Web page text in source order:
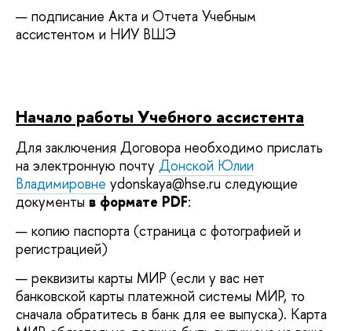
подписание Акта и Отчета Учебным
ассистентом и НИУ ВШЭ
Начало работы Учебного ассистента
Для заключения Договора необходимо прислать
на электронную почту Донской Юлии
Владимировне ydonskaya@hse.ru следующие
документы в формате PDF:
копию паспорта (страница с фотографией и
регистрацией)
реквизиты карты МИР (если у вас нет
банковской карты платежной системы МИР, то
сначала обратитесь в банк для ее выпуска). Карта